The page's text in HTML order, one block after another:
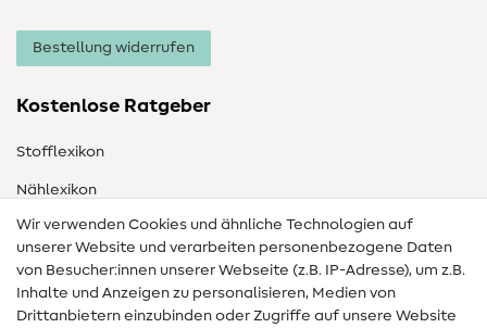
Bestellung widerrufen
Kostenlose Ratgeber
Stofflexikon
Nählexikon
Nähanleitungen
Hilfe & Kontakt
Kontakt
Wir verwenden Cookies und ähnliche Technologien auf
unserer Website und verarbeiten personenbezogene Daten
von Besucher:innen unserer Webseite (z.B. IP-Adresse), um z.B.
Inhalte und Anzeigen zu personalisieren, Medien von
Drittanbietern einzubinden oder Zugriffe auf unsere Website